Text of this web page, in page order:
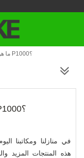
ما هو عمر فلتر بريتا P1000؟
ما هو عمر فلتر بريتا P1000؟
في منازلنا ومكاتبنا
هذه المنتجات المزيد